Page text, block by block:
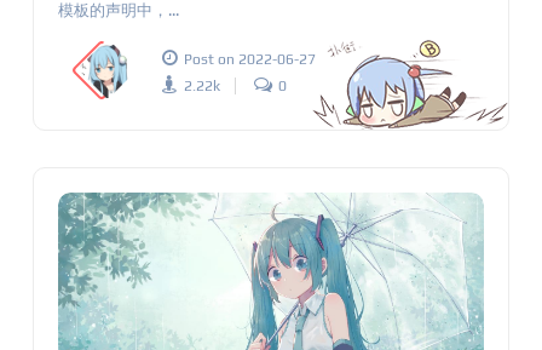
模板的声明中，...
Post on 2022-06-27
2.22k
0